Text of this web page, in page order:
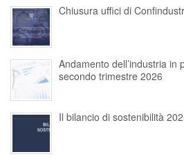
Chiusura uffici di
Andamento dell’industria in
secondo trimestre 2026
Il bilancio di sostenibilità